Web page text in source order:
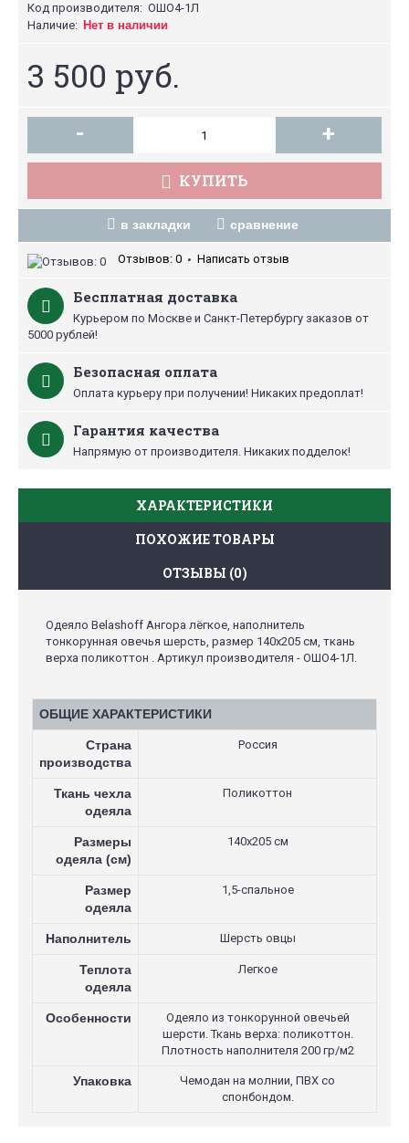
Код производителя: ОШО4-1Л
Наличие: Нет в наличии
3 500 руб.
- +
КУПИТЬ
в закладки сравнение
Отзывов: 0 • Написать отзыв
Бесплатная доставка
Курьером по Москве и Санкт-Петербургу заказов от
5000 рублей!
Безопасная оплата
Оплата курьеру при получении! Никаких предоплат!
Гарантия качества
Напрямую от производителя. Никаких подделок!
ХАРАКТЕРИСТИКИ
ПОХОЖИЕ ТОВАРЫ
ОТЗЫВЫ (0)
Одеяло Belashoff Ангора лёгкое, наполнитель
тонкорунная овечья шерсть, размер 140х205 см, ткань
верха поликоттон . Артикул производителя - ОШО4-1Л.
ОБЩИЕ ХАРАКТЕРИСТИКИ
Страна
производства
Россия
Ткань чехла
одеяла
Поликоттон
Размеры
одеяла (см)
140х205 см
Размер
одеяла
1,5-спальное
Наполнитель Шерсть овцы
Теплота
одеяла
Легкое
Особенности
Одеяло из тонкорунной овечьей
шерсти. Ткань верха: поликоттон.
Плотность наполнителя 200 гр/м2
Упаковка
Чемодан на молнии, ПВХ со
спонбондом.